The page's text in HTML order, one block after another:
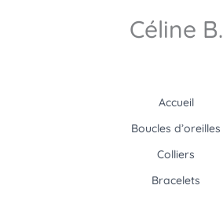
Céline B.
Accueil
Boucles d’oreilles
Colliers
Bracelets